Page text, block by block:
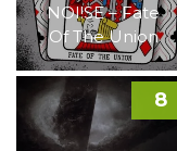
NOI!SE – Fate
Of The Union
8